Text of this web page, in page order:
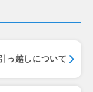
っ越しについて